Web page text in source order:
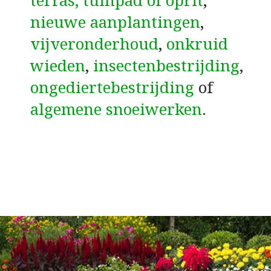
nieuwe aanplantingen,
vijveronderhoud, onkruid
wieden, insectenbestrijding,
ongediertebestrijding of
algemene snoeiwerken.